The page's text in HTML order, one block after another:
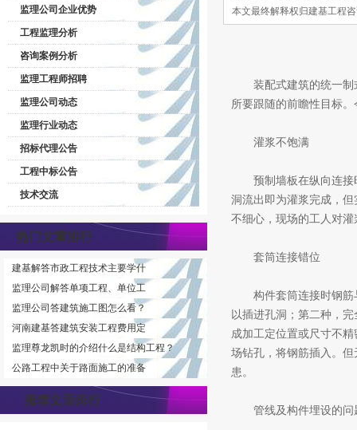
监理公司企业优势
工程监理分析
咨询案例分析
监理工程师招聘
监理公司动态
监理行业动态
招标代理公告
工程中标公告
技术交流
热门文章排行
建基解答市政工程技术主要学什
监理公司解答单项工程、单位工
监理公司答建筑施工图怎么看？
河南建基答建筑安装工程费用定
监理尊龙凯时的介绍什么是结构工程？
公路工程中关于路面施工的准备
推荐文章排行
本文最终解释权归建基工程咨
装配式建筑的统一制式
所要跟随的前瞻性目标
灌浆不饱满
预制墙板在纵向连接时
洞流出即为灌浆完成，
不细心，现场的工人对
套筒连接错位
构件套筒连接时钢筋与
以插进孔洞；第二种，
成加工定位置或尺寸不
场钻孔，将钢筋插入。
患。
管线及构件埋设的问